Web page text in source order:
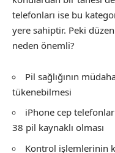
telefonları ise bu
yere sahiptir. Peki
neden önemli?
Pil sağlığının
tükenebilmesi
iPhone cep
38 pil kaynaklı olması
Kontrol işlemlerinin